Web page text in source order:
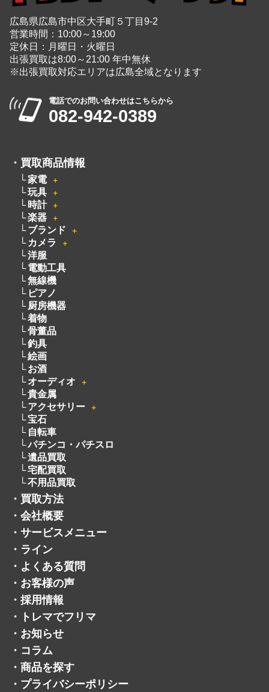
広島県広島市中区大手町５丁目9-2
営業時間：10:00～19:00
定休日：月曜日・火曜日
出張買取は8:00～21:00 年中無休
※出張買取対応エリアは広島全域となります
電話でのお問い合わせはこちらから
082-942-0389
・ 買取商品情報
家電 ＋
玩具 ＋
時計 ＋
楽器 ＋
ブランド ＋
カメラ ＋
洋服
電動工具
無線機
ピアノ
厨房機器
着物
骨董品
釣具
絵画
お酒
オーディオ
＋
貴金属
アクセサリー
＋
宝石
自転車
パチンコ・パチスロ
遺品買取
宅配買取
不用品買取
・ 買取方法
・ 会社概要
・ サービスメニュー
・ ライン
・ よくある質問
・ お客様の声
・ 採用情報
・
トレマでフリマ
・ お知らせ
・ コラム
・ 商品を探す
・ プライバシーポリシー